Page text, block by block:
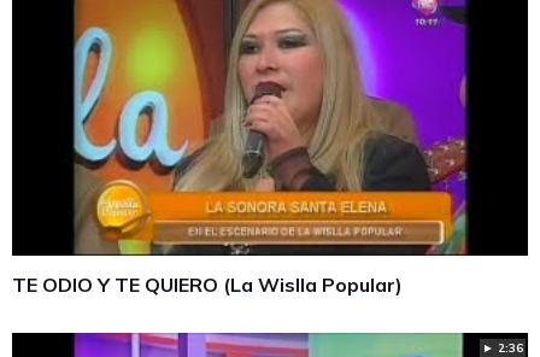
TE ODIO Y TE QUIERO (La Wislla Popular)
► 2:36